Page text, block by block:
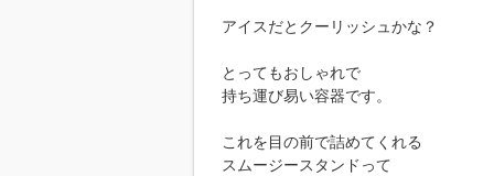
アイスだとクーリッシュかな？
とってもおしゃれで
持ち運び易い容器です。
これを目の前で詰めてくれる
スムージースタンドって